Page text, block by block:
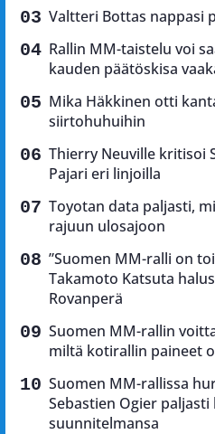
Valtteri Bottas nappasi
Rallin MM-taistelu voi
kauden päätöskisa
Mika Häkkinen otti
siirtohuhuihin
Thierry Neuville kritisoi
Pajari eri linjoilla
Toyotan data paljasti,
rajuun ulosajoon
”Suomen MM-ralli on
Takamoto Katsuta
Rovanperä
Suomen MM-rallin
miltä kotirallin paineet
Suomen MM-rallissa
Sebastien Ogier
suunnitelmansa